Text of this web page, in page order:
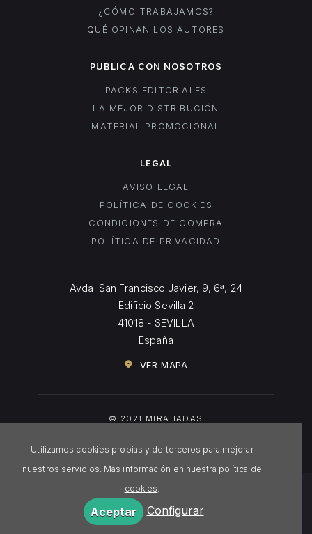
¿CÓMO TRABAJAMOS?
QUÉ OPINAN LOS AUTORES
PUBLICA CON NOSOTROS
PACKS EDITORIALES
LA MEJOR DISTRIBUCIÓN
MATERIAL PROMOCIONAL
LEGAL
AVISO LEGAL
POLÍTICA DE COOKIES
CONDICIONES DE COMPRA
POLÍTICA DE PRIVACIDAD
Avda. San Francisco Javier, 9, 6ª, 24
Edificio Sevilla 2
41018 - SEVILLA
España
VER MAPA
© 2021 MIRAHADAS
Utilizamos cookies propias y de terceros para mejorar
nuestros servicios. Más información en nuestra política de
cookies.
Aceptar Configurar